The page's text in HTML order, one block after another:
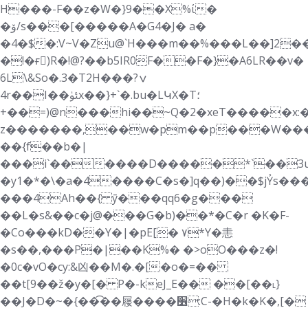
H���-F��z�W�}9��X%ί�
�ۆ/s���[�����A�G4�J� a�
�4�$
�!�ғٌ)R�!@?��b5ІR0F��F�}�A6LR��v�
6L\&So�.3�T2H���ݍ?
4r��I��ﯵx��}+`�.bu�LԿX�T؛
+��=)@n���
��{f��b�|
���i`��
�y1�*�\�a�4
���4Ah��{ ȳ���qq6�g���
��L�s&��c�j@���G�b)��*�C�r �K�F-
�Co���kD��Y�|�pE[� ۷*Y�恚
�s��,���P�|��K%� �>oO���z�!
�0c�vO�cy:&凶��M�.�[�o�=��
��t[9��ž�y�[� P�-keJ_E�� ��[��˪}
��J�D�~�{��͡��屦����׶:C-�H�k�K�,[�